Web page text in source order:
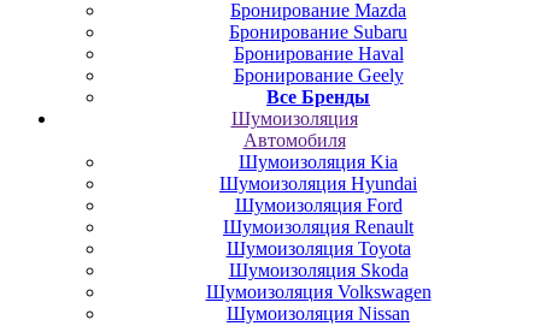
Бронирование Mazda
Бронирование Subaru
Бронирование Haval
Бронирование Geely
Все Бренды
Шумоизоляция
Автомобиля
Шумоизоляция Kia
Шумоизоляция Hyundai
Шумоизоляция Ford
Шумоизоляция Renault
Шумоизоляция Toyota
Шумоизоляция Skoda
Шумоизоляция Volkswagen
Шумоизоляция Nissan